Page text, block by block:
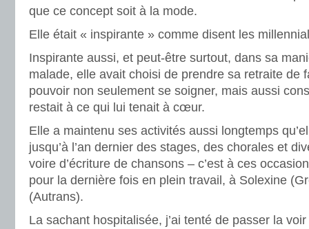
que ce concept soit à la mode.
Elle était « inspirante » comme disent les
Inspirante aussi, et peut-être surtout, dans sa
malade, elle avait choisi de prendre sa retraite de
pouvoir non seulement se soigner, mais aussi
restait à ce qui lui tenait à cœur.
Elle a maintenu ses activités aussi longtemps
jusqu’à l’an dernier des stages, des chorales et
voire d’écriture de chansons – c’est à ces
pour la dernière fois en plein travail, à Solexine
(Autrans).
La sachant hospitalisée, j’ai tenté de passer la